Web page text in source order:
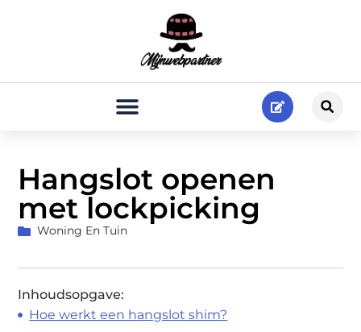
Hangslot openen
met lockpicking
Woning En Tuin
Inhoudsopgave:
Hoe werkt een hangslot shim?